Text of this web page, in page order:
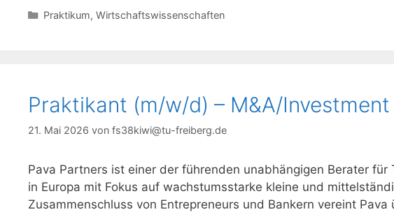
Kategorien
Praktikum, Wirtschaftswissenschaften
Praktikant (m/w/d) – M&A/Investment
21. Mai 2026 von fs38kiwi@tu-freiberg.de
Pava Partners ist einer der führenden unabhängigen Berater
in Europa mit Fokus auf wachstumsstarke kleine und
Zusammenschluss von Entrepreneurs und Bankern vereint